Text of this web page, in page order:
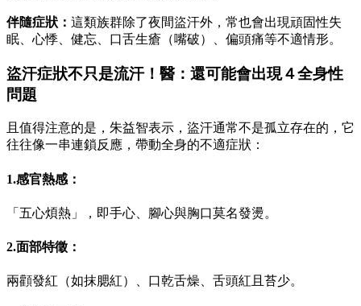
伴隨症狀： 這類族群除了夜間盜汗外，常也會出現頑固性失
眠、心悸、健忘、口舌生瘡（嘴破）、偏頭痛等不適情形。
盜汗症狀不只是流汗！醫：還可能會出現４全身性
問題
且值得注意的是，朱益智表示，盜汗通常不是孤立存在的，它
往往像一串連鎖反應，帶動全身的不適症狀：
1.感官熱感：
「五心煩熱」，即手心、腳心與胸口莫名發燙。
2.面部特徵：
兩顴發紅（如抹腮紅）、口乾舌燥、舌頭紅且苔少。